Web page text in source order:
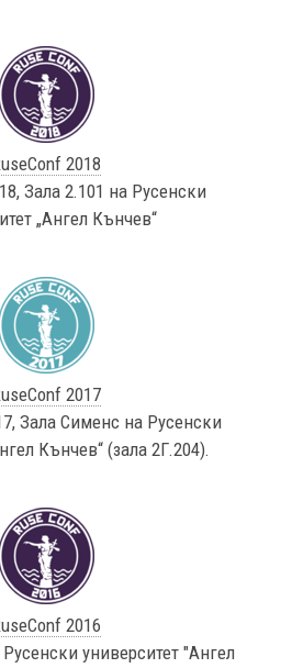
2018
Зала 2.101 на Русенски
„Ангел Кънчев“
2017
Зала Сименс на Русенски
Кънчев“ (зала 2Г.204).
2016
университет "Ангел